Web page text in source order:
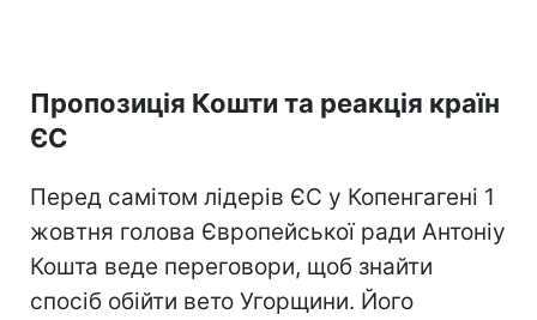
Пропозиція Кошти та реакція країн
ЄС
Перед самітом лідерів ЄС у Копенгагені 1
жовтня голова Європейської ради Антоніу
Кошта веде переговори, щоб знайти
спосіб обійти вето Угорщини. Його